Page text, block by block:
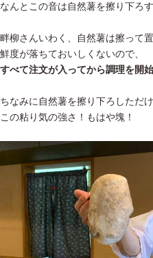
なんとこの音は自然薯を擦り下ろ
畔柳さんいわく、自然薯は擦って置
鮮度が落ちておいしくないので、
すべて注文が入ってから調理を開始
ちなみに自然薯を擦り下ろしただ
この粘り気の強さ！もはや塊！